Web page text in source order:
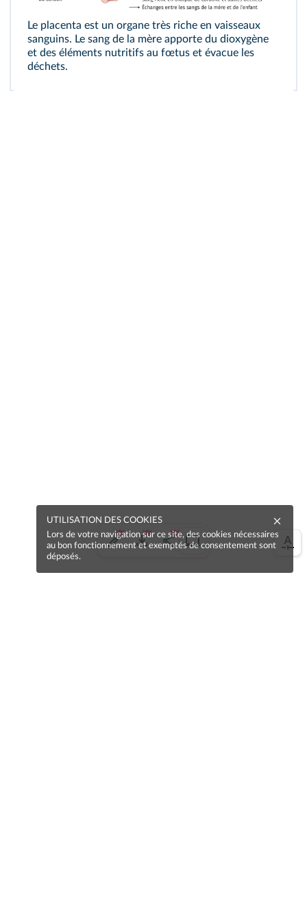
Le placenta est un organe très riche en vaisseaux
sanguins. Le sang de la mère apporte du dioxygène
et des éléments nutritifs au fœtus et évacue les
déchets.
UTILISATION DES COOKIES
Lors de votre navigation sur ce site, des cookies nécessaires
au bon fonctionnement et exemptés de consentement sont
déposés.